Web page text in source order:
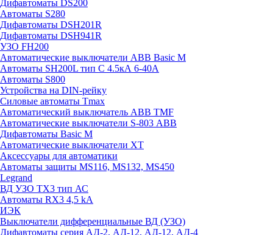
Дифавтоматы DS200
Автоматы S280
Дифавтоматы DSH201R
Дифавтоматы DSH941R
УЗО FH200
Автоматические выключатели ABB Basic M
Автоматы SH200L тип С 4.5кА 6-40А
Автоматы S800
Устройства на DIN-рейку
Силовые автоматы Tmax
Автоматический выключатель ABB TMF
Автоматические выключатели S-803 АВВ
Дифавтоматы Basic M
Автоматические выключатели XT
Аксессуары для автоматики
Автоматы защиты MS116, MS132, MS450
Legrand
ВД УЗО TX3 тип АС
Автоматы RX3 4,5 kA
ИЭК
Выключатели дифференциальные ВД (УЗО)
Дифавтоматы серия АД-2, АД-12, АД-12, АД-4